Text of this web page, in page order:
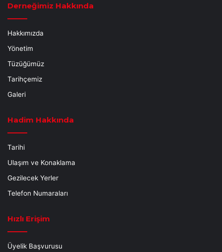
Derneğimiz Hakkında
Hakkımızda
Yönetim
Tüzüğümüz
Tarihçemiz
Galeri
Hadim Hakkında
Tarihi
Ulaşım ve Konaklama
Gezilecek Yerler
Telefon Numaraları
Hızlı Erişim
Üyelik Başvurusu